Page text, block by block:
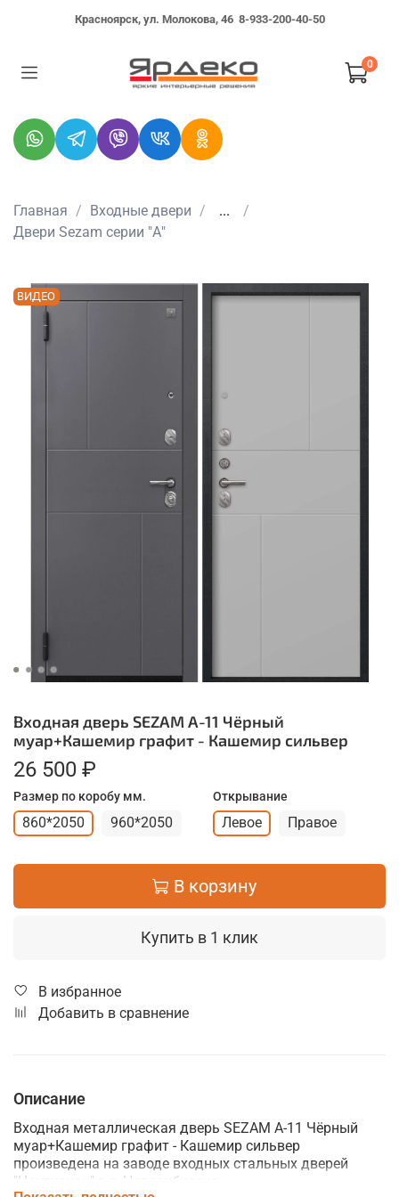
Красноярск, ул. Молокова, 46 8-933-200-40-50
0
Главная Входные двери
...
Двери Sezam серии "А"
ВИДЕО
Входная дверь SEZAM A-11 Чёрный
муар+Кашемир графит - Кашемир сильвер
26 500 ₽
Размер по коробу мм.
860*2050 960*2050
Открывание
Левое Правое
В корзину
Купить в 1 клик
В избранное
Добавить в сравнение
Описание
Входная металлическая дверь SEZAM A-11 Чёрный
муар+Кашемир графит - Кашемир сильвер
произведена на заводе входных стальных дверей
"Центурион" в г. Новосибирске.